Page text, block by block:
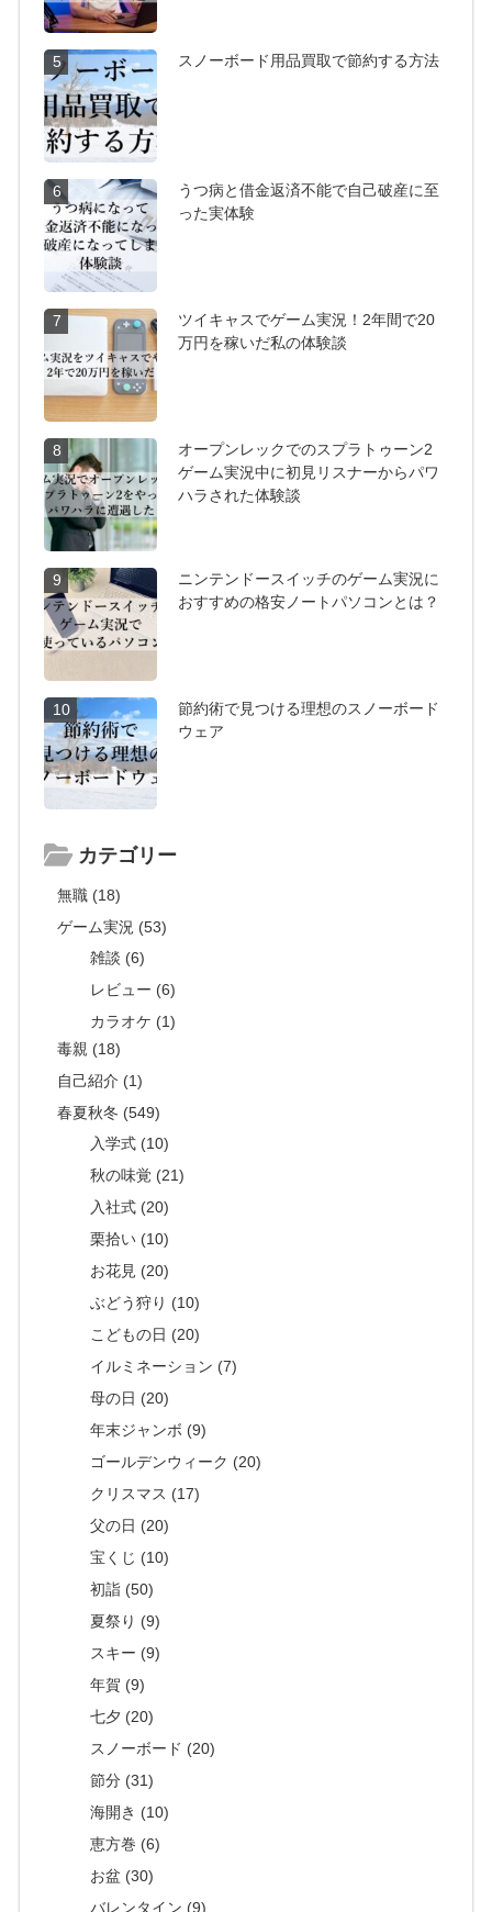
5 スノーボード用品買取で節約する方法
6
うつ病と借金返済不能で自己破産に至
った実体験
7
ツイキャスでゲーム実況！2年間で20
万円を稼いだ私の体験談
8
オープンレックでのスプラトゥーン2
ゲーム実況中に初見リスナーからパワ
ハラされた体験談
9
ニンテンドースイッチのゲーム実況に
おすすめの格安ノートパソコンとは？
10
節約術で見つける理想のスノーボード
ウェア
カテゴリー
無職 (18)
ゲーム実況 (53)
雑談 (6)
レビュー (6)
カラオケ (1)
毒親 (18)
自己紹介 (1)
春夏秋冬 (549)
入学式 (10)
秋の味覚 (21)
入社式 (20)
栗拾い (10)
お花見 (20)
ぶどう狩り (10)
こどもの日 (20)
イルミネーション (7)
母の日 (20)
年末ジャンボ (9)
ゴールデンウィーク (20)
クリスマス (17)
父の日 (20)
宝くじ (10)
初詣 (50)
夏祭り (9)
スキー (9)
年賀 (9)
七夕 (20)
スノーボード (20)
節分 (31)
海開き (10)
恵方巻 (6)
お盆 (30)
バレンタイン (9)